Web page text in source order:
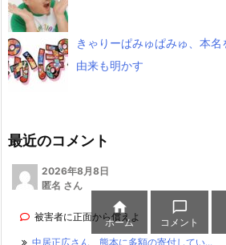
きゃりーぱみゅぱみゅ、本
由来も明かす
最近のコメント
2026年8月8日
匿名 さん
被害者に正面から償えよ
中居正広さん、熊本に多額の寄付してい...

ホーム

コメント